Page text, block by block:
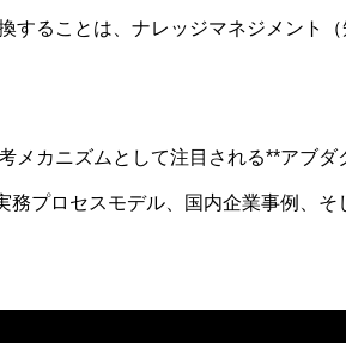
ズム――「意味の安定化」に潜む構造
することは、ナレッジマネジメント
カニズムとして注目される**アブダ
プロセスモデル、国内企業事例、そ